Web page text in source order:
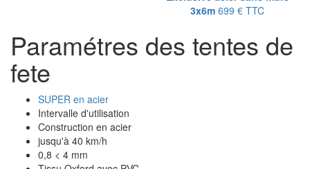
3x6m 699 € TTC
Paramétres des tentes de
fete
SUPER en acier
Intervalle d'utilisation
Construction en acier
jusqu'à 40 km/h
0,8 < 4 mm